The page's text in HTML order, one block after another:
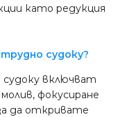
като редукция
судоку?
включват
фокусиране
да откривате